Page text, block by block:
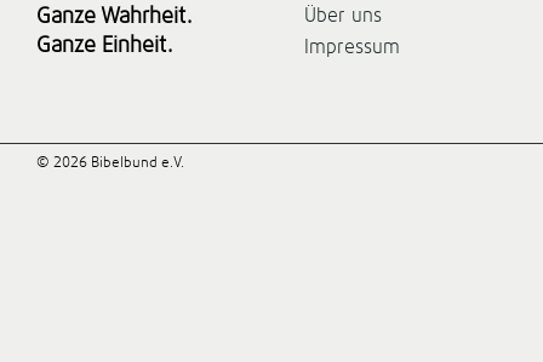
Ganze Wahrheit.
Ganze Einheit.
Über uns
Impressum
© 2026 Bibelbund e.V.